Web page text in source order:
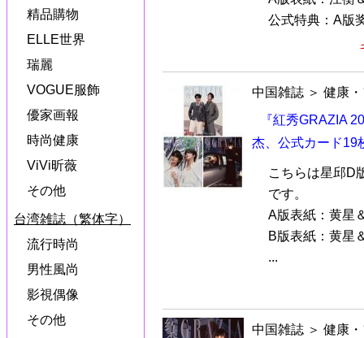
精品購物
ELLE世界
瑞麗
VOGUE服飾
優家画報
時尚健康
ViVi昕薇
その他
台湾雑誌（繁体字）
流行時尚
男性風尚
影視偶像
その他
公式特典：A版
中国雑誌 ＞ 健康
『紅秀GRAZIA
杰、公式カード19
こちらは星邱D
です。
A版表紙：黄星
B版表紙：黄星
...
中国雑誌 ＞ 健康